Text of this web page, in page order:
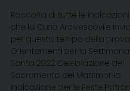
Raccolta di tutte le indicazioni
che la Curia Arcivescovile invia
per questo tempo della
Orientamenti per la Settimana
Santa 2022 Celebrazione del
Sacramento del Matrimonio
Indicazione per le Feste